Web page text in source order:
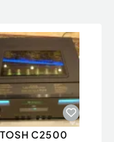
C2500